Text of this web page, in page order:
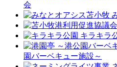
会
キラキラ
園バーベキュー施設～